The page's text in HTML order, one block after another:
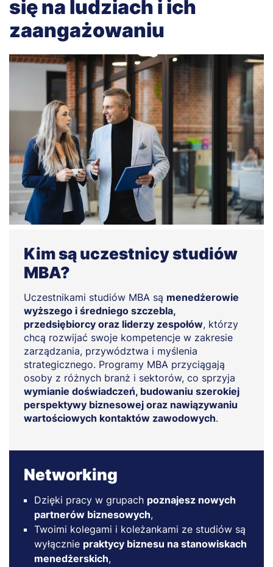
się na ludziach i ich
zaangażowaniu
Kim są uczestnicy studiów
MBA?
Uczestnikami studiów MBA są menedżerowie
wyższego i średniego szczebla,
przedsiębiorcy oraz liderzy zespołów, którzy
chcą rozwijać swoje kompetencje w zakresie
zarządzania, przywództwa i myślenia
strategicznego. Programy MBA przyciągają
osoby z różnych branż i sektorów, co sprzyja
wymianie doświadczeń, budowaniu szerokiej
perspektywy biznesowej oraz nawiązywaniu
wartościowych kontaktów zawodowych.
Networking
Dzięki pracy w grupach poznajesz nowych
partnerów biznesowych,
Twoimi kolegami i koleżankami ze studiów są
wyłącznie praktycy biznesu na stanowiskach
menedżerskich,